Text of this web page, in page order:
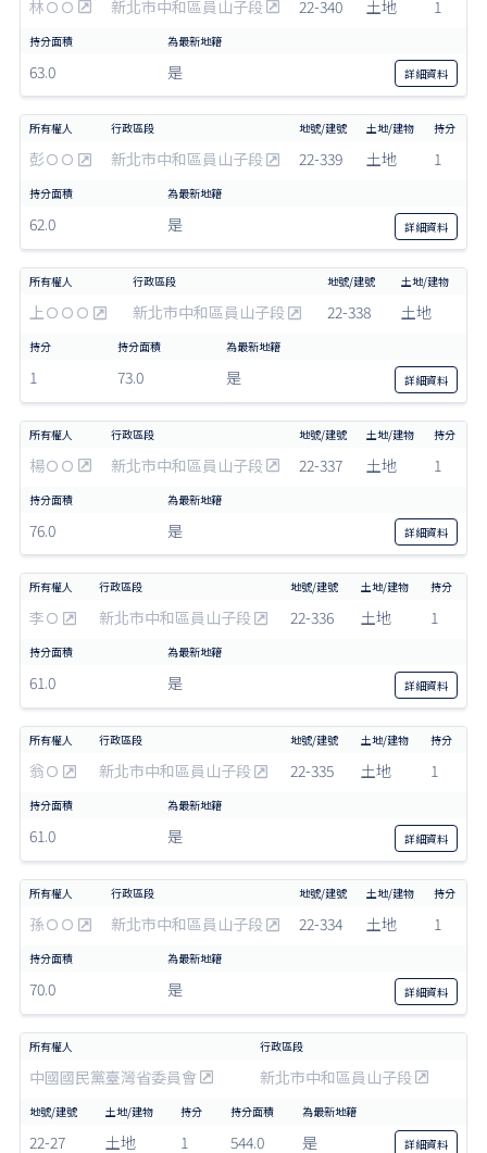
林ＯＯ 新北市中和區員山子段 22-340 土地 1
63.0 是 詳細資料
彭ＯＯ 新北市中和區員山子段 22-339 土地 1
62.0 是 詳細資料
上ＯＯＯ 新北市中和區員山子段 22-338 土地
1 73.0 是 詳細資料
楊ＯＯ 新北市中和區員山子段 22-337 土地 1
76.0 是 詳細資料
李Ｏ 新北市中和區員山子段 22-336 土地 1
61.0 是 詳細資料
翁Ｏ 新北市中和區員山子段 22-335 土地 1
61.0 是 詳細資料
孫ＯＯ 新北市中和區員山子段 22-334 土地 1
70.0 是 詳細資料
中國國民黨臺灣省委員會 新北市中和區員山子段
22-27 土地 1 544.0 是 詳細資料